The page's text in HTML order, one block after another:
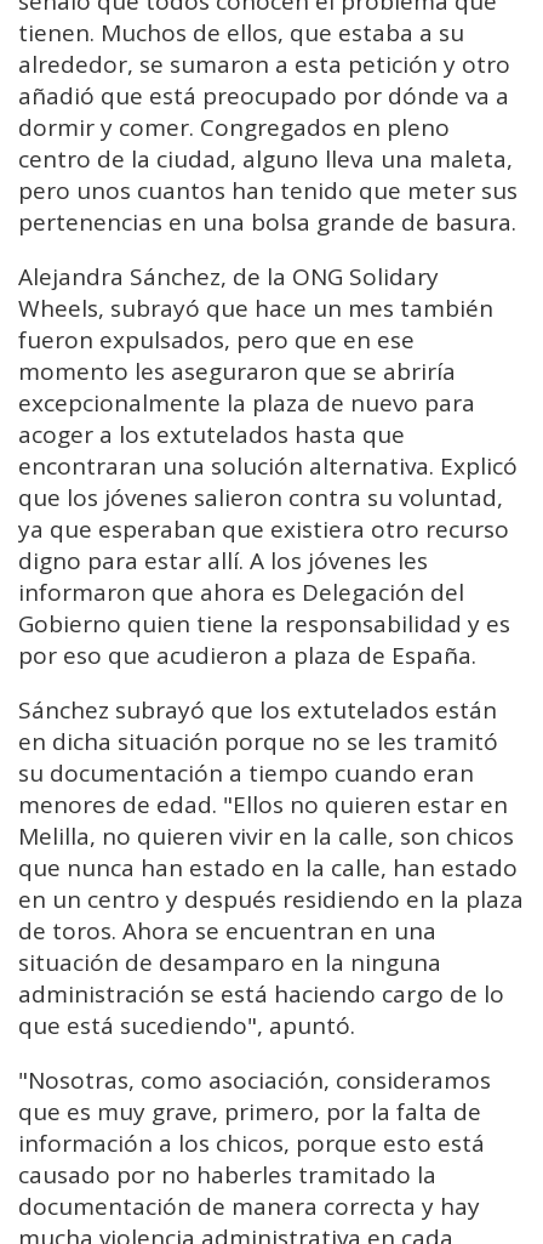
tienen. Muchos de ellos, que estaba a su
alrededor, se sumaron a esta petición y otro
añadió que está preocupado por dónde va a
dormir y comer. Congregados en pleno
centro de la ciudad, alguno lleva una maleta,
pero unos cuantos han tenido que meter sus
pertenencias en una bolsa grande de basura.
Alejandra Sánchez, de la ONG Solidary
Wheels, subrayó que hace un mes también
fueron expulsados, pero que en ese
momento les aseguraron que se abriría
excepcionalmente la plaza de nuevo para
acoger a los extutelados hasta que
encontraran una solución alternativa. Explicó
que los jóvenes salieron contra su voluntad,
ya que esperaban que existiera otro recurso
digno para estar allí. A los jóvenes les
informaron que ahora es Delegación del
Gobierno quien tiene la responsabilidad y es
por eso que acudieron a plaza de España.
Sánchez subrayó que los extutelados están
en dicha situación porque no se les tramitó
su documentación a tiempo cuando eran
menores de edad. "Ellos no quieren estar en
Melilla, no quieren vivir en la calle, son chicos
que nunca han estado en la calle, han estado
en un centro y después residiendo en la plaza
de toros. Ahora se encuentran en una
situación de desamparo en la ninguna
administración se está haciendo cargo de lo
que está sucediendo", apuntó.
"Nosotras, como asociación, consideramos
que es muy grave, primero, por la falta de
información a los chicos, porque esto está
causado por no haberles tramitado la
documentación de manera correcta y hay